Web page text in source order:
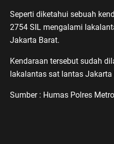
Seperti diketahui sebuah
2754 SIL mengalami
Jakarta Barat.
Kendaraan tersebut sudah
lakalantas sat lantas Jakarta
Sumber : Humas Polres